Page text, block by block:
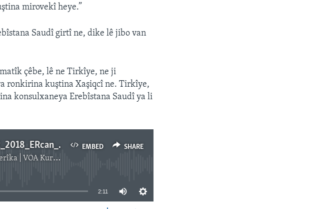
mirovekî heye.”
Saudî girtî ne, dike lê jibo van
çêbe, lê ne Tirkîye, ne ji
ronkirina kuştina Xaşiqcî ne. Tirkîye,
konsulxaneya Erebîstana Saudî ya li
EMBED SHARE
MEB_11_02_2018_ERcan_Kaner
| VOA Kurmanji
available
2:11